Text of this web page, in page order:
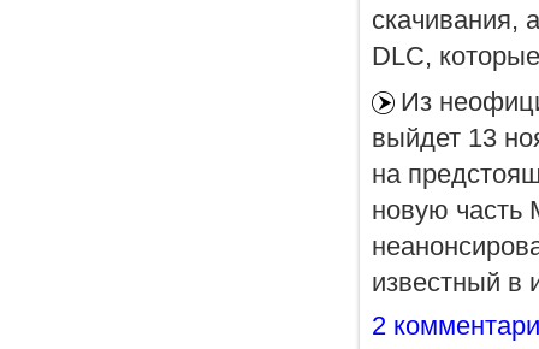
скачивания,
DLC,
Из
выйдет 13
на
новую часть
известный в
2